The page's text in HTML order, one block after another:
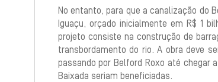
No entanto, para que a canalização do
Iguaçu, orçado inicialmente em R$ 1
projeto consiste na construção de
transbordamento do rio. A obra deve
passando por Belford Roxo até chegar
Baixada seriam beneficiadas.